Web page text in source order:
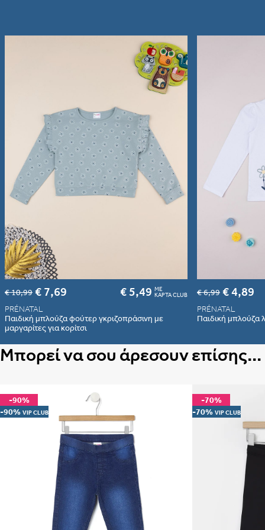
€ 10,99 € 7,69 € 5,49 ME
ΚΑΡΤΑ CLUB
PRÉNATAL
Παιδική μπλούζα φούτερ γκριζοπράσινη με
μαργαρίτες για κορίτσι
€ 6,99 € 4,89
PRÉNATAL
Παιδική μπλούζα
Μπορεί να σου άρεσουν επίσης...
-90%
-90% VIP CLUB
-70%
-70% VIP CLUB